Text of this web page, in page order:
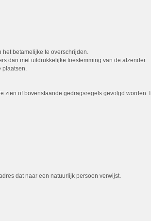
het betamelijke te overschrijden.
dan met uitdrukkelijke toestemming van de afzender.
plaatsen.
of bovenstaande gedragsregels gevolgd
dat naar een natuurlijk persoon verwijst.